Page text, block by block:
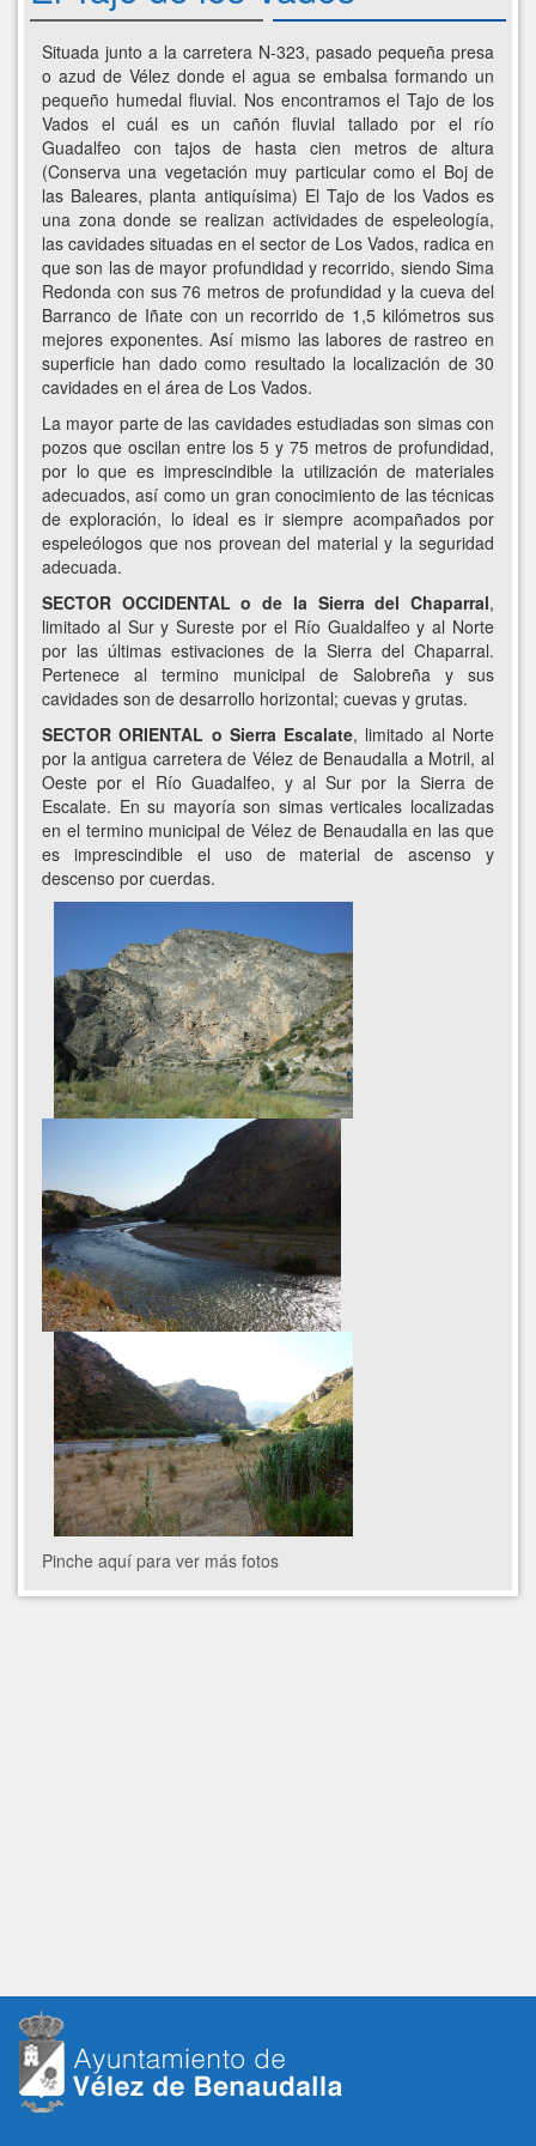
Situada junto a la carretera N-323, pasado pequeña presa
o azud de Vélez donde el agua se embalsa formando un
pequeño humedal fluvial. Nos encontramos el Tajo de los
Vados el cuál es un cañón fluvial tallado por el río
Guadalfeo con tajos de hasta cien metros de altura
(Conserva una vegetación muy particular como el Boj de
las Baleares, planta antiquísima) El Tajo de los Vados es
una zona donde se realizan actividades de espeleología,
las cavidades situadas en el sector de Los Vados, radica en
que son las de mayor profundidad y recorrido, siendo Sima
Redonda con sus 76 metros de profundidad y la cueva del
Barranco de Iñate con un recorrido de 1,5 kilómetros sus
mejores exponentes. Así mismo las labores de rastreo en
superficie han dado como resultado la localización de 30
cavidades en el área de Los Vados.
La mayor parte de las cavidades estudiadas son simas con
pozos que oscilan entre los 5 y 75 metros de profundidad,
por lo que es imprescindible la utilización de materiales
adecuados, así como un gran conocimiento de las técnicas
de exploración, lo ideal es ir siempre acompañados por
espeleólogos que nos provean del material y la seguridad
adecuada.
SECTOR OCCIDENTAL o de la Sierra del Chaparral,
limitado al Sur y Sureste por el Río Gualdalfeo y al Norte
por las últimas estivaciones de la Sierra del Chaparral.
Pertenece al termino municipal de Salobreña y sus
cavidades son de desarrollo horizontal; cuevas y grutas.
SECTOR ORIENTAL o Sierra Escalate, limitado al Norte
por la antigua carretera de Vélez de Benaudalla a Motril, al
Oeste por el Río Guadalfeo, y al Sur por la Sierra de
Escalate. En su mayoría son simas verticales localizadas
en el termino municipal de Vélez de Benaudalla en las que
es imprescindible el uso de material de ascenso y
descenso por cuerdas.
Pinche aquí para ver más fotos